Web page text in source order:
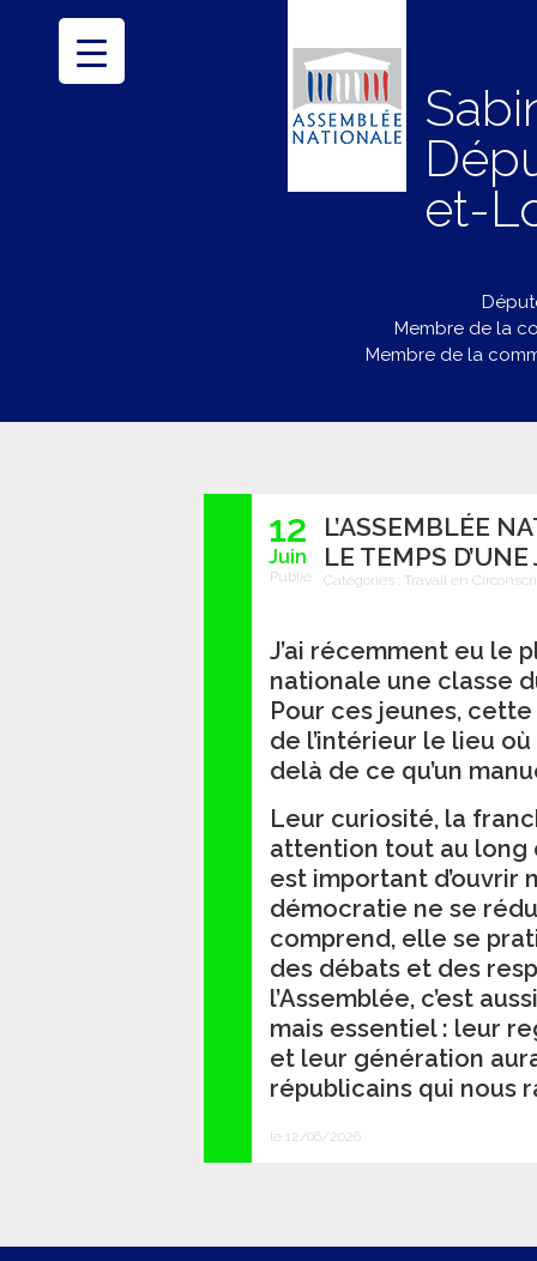
et-
Membre de la
Membre de la
12
Juin
L’ASSEMBLÉE
LE TEMPS
Catégories : Travail en
J’ai récemment eu le
nationale une classe
Pour ces jeunes,
de l’intérieur le lieu
delà de ce qu’un
Leur curiosité, la
attention tout au long
est important d’ouvrir
démocratie ne se
comprend, elle se
des débats et des
l’Assemblée, c’est
mais essentiel : leur
et leur génération
républicains qui nous
Publié
le 12/06/2026